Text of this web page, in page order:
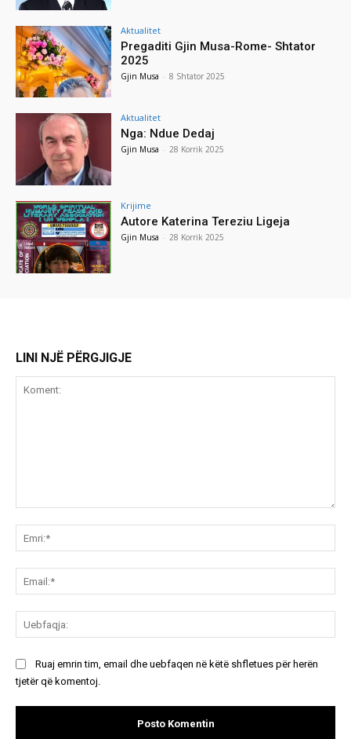
Aktualitet
Pregaditi Gjin Musa-Rome- Shtator
2025
Gjin Musa - 8 Shtator 2025
Aktualitet
Nga: Ndue Dedaj
Gjin Musa - 28 Korrik 2025
Krijime
Autore Katerina Tereziu Ligeja
Gjin Musa - 28 Korrik 2025
LINI NJË PËRGJIGJE
Ruaj emrin tim, email dhe uebfaqen në këtë shfletues për herën
tjetër që komentoj.